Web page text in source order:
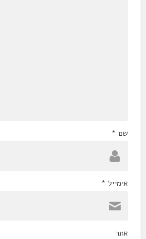
שם *
אימייל *
אתר